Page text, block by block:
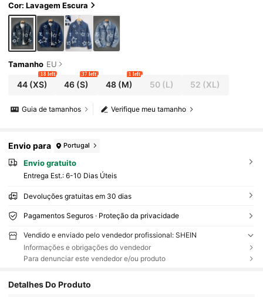
Cor: Lavagem Escura
Tamanho EU
44(XS)
18 left
46 (S)
37 left
48(M)
1 left
50(L) 52 (XL)
Verifique meu tamanho
Guia de tamanhos
Envio para Portugal
Envio gratuito
Entrega Est.: 6-10 Dias Úteis
Devoluções gratuitas em 30 dias
Pagamentos Seguros · Proteção da privacidade
Vendido e enviado pelo vendedor profissional: SHEIN
Informações e obrigações do vendedor
Para denunciar este vendedor e/ou produto
Detalhes Do Produto